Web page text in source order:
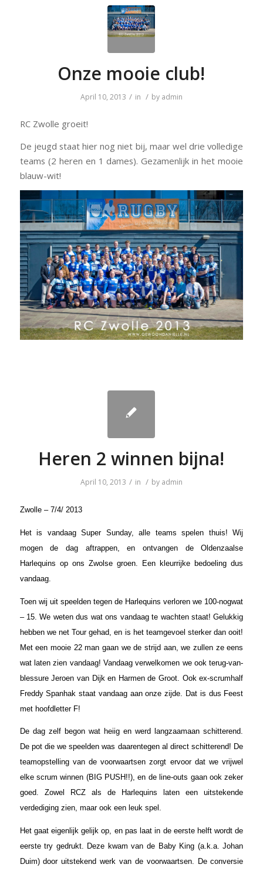
Onze mooie club!
April 10, 2013 / in / by admin
RC Zwolle groeit!
De jeugd staat hier nog niet bij, maar wel drie volledige
teams (2 heren en 1 dames). Gezamenlijk in het mooie
blauw-wit!
Heren 2 winnen bijna!
April 10, 2013 / in / by admin
Zwolle – 7/4/ 2013
Het is vandaag Super Sunday, alle teams spelen thuis! Wij
mogen de dag aftrappen, en ontvangen de Oldenzaalse
Harlequins op ons Zwolse groen. Een kleurrijke bedoeling dus
vandaag.
Toen wij uit speelden tegen de Harlequins verloren we 100-nogwat
– 15. We weten dus wat ons vandaag te wachten staat! Gelukkig
hebben we net Tour gehad, en is het teamgevoel sterker dan ooit!
Met een mooie 22 man gaan we de strijd aan, we zullen ze eens
wat laten zien vandaag! Vandaag verwelkomen we ook terug-van-
blessure Jeroen van Dijk en Harmen de Groot. Ook ex-scrumhalf
Freddy Spanhak staat vandaag aan onze zijde. Dat is dus Feest
met hoofdletter F!
De dag zelf begon wat heiig en werd langzaamaan schitterend.
De pot die we speelden was daarentegen al direct schitterend! De
teamopstelling van de voorwaartsen zorgt ervoor dat we vrijwel
elke scrum winnen (BIG PUSH!!), en de line-outs gaan ook zeker
goed. Zowel RCZ als de Harlequins laten een uitstekende
verdediging zien, maar ook een leuk spel.
Het gaat eigenlijk gelijk op, en pas laat in de eerste helft wordt de
eerste try gedrukt. Deze kwam van de Baby King (a.k.a. Johan
Duim) door uitstekend werk van de voorwaartsen. De conversie